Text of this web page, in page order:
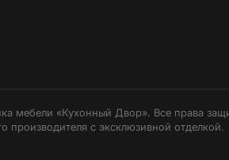
мебели «Кухонный Двор». Все права
производителя с эксклюзивной отделкой.